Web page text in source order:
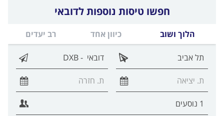
חפשו טיסות נוספות לדובאי
הלוך ושוב כיוון אחד רב יעדים